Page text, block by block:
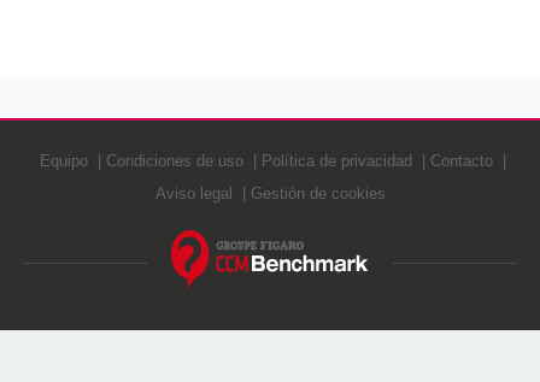
Equipo Condiciones de uso Política de privacidad
Contacto
Aviso legal
Gestión de cookies